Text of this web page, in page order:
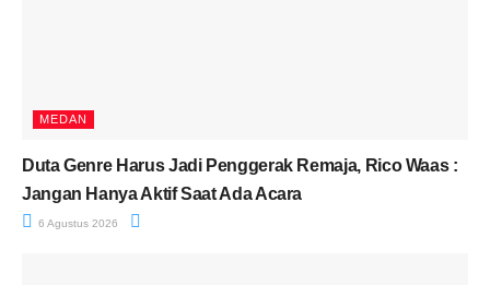
MEDAN
Duta Genre Harus Jadi Penggerak Remaja, Rico Waas :
Jangan Hanya Aktif Saat Ada Acara
6 Agustus 2026